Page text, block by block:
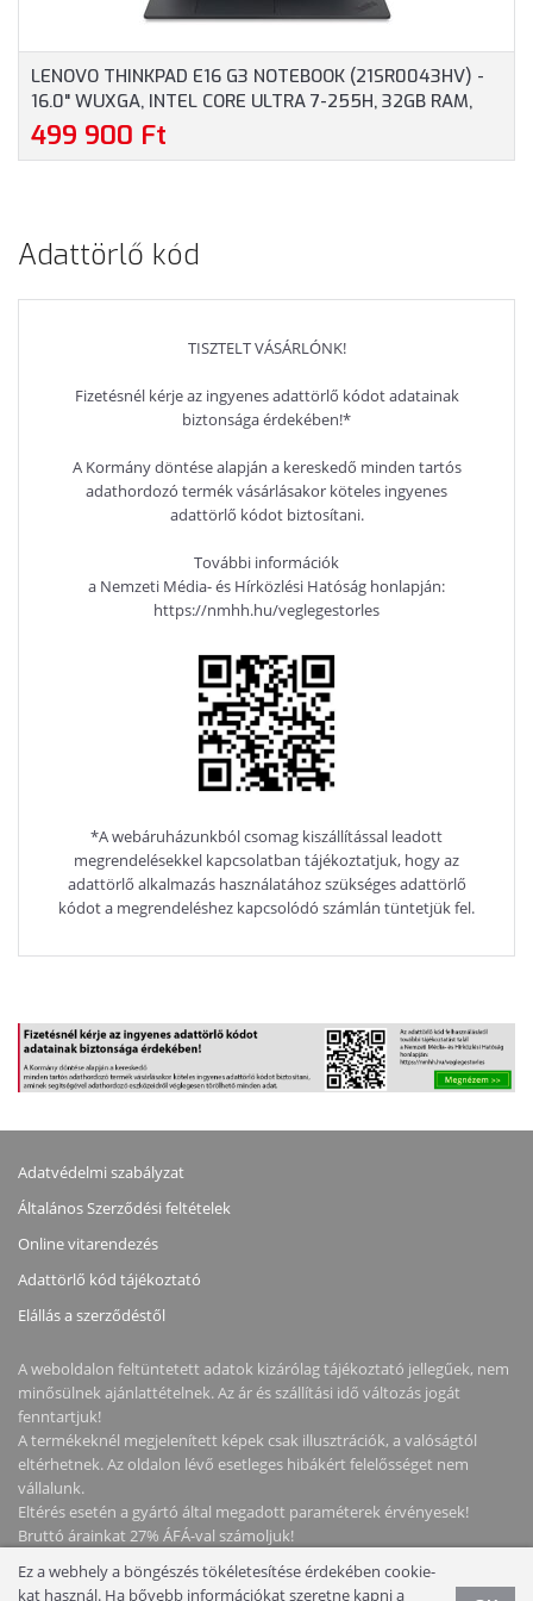
LENOVO THINKPAD E16 G3 NOTEBOOK (21SR0043HV) -
16.0" WUXGA, INTEL CORE ULTRA 7-255H, 32GB RAM,
1TB SSD, MAGYAR BILLENTYŰZET, WINDOWS 11
PROFESSIONAL, 3 ÉV GARANCIA, FEKETE SZÍNBEN
499 900 Ft
Adattörlő kód
TISZTELT VÁSÁRLÓNK!
Fizetésnél kérje az ingyenes adattörlő kódot adatainak
biztonsága érdekében!*
A Kormány döntése alapján a kereskedő minden tartós
adathordozó termék vásárlásakor köteles ingyenes
adattörlő kódot biztosítani.
További információk
a Nemzeti Média- és Hírközlési Hatóság honlapján:
https://nmhh.hu/veglegestorles
*A webáruházunkból csomag kiszállítással leadott
megrendelésekkel kapcsolatban tájékoztatjuk, hogy az
adattörlő alkalmazás használatához szükséges adattörlő
kódot a megrendeléshez kapcsolódó számlán tüntetjük fel.
Adatvédelmi szabályzat
Általános Szerződési feltételek
Online vitarendezés
Adattörlő kód tájékoztató
Elállás a szerződéstől
A weboldalon feltüntetett adatok kizárólag tájékoztató jellegűek, nem
minősülnek ajánlattételnek. Az ár és szállítási idő változás jogát
fenntartjuk!
A termékeknél megjelenített képek csak illusztrációk, a valóságtól
eltérhetnek. Az oldalon lévő esetleges hibákért felelősséget nem
vállalunk.
Eltérés esetén a gyártó által megadott paraméterek érvényesek!
Bruttó árainkat 27% ÁFÁ-val számoljuk!
Copyright © 2026 NotebookStore. Minden jog fenntartva!
Ez a webhely a böngészés tökéletesítése érdekében cookie-
kat használ. Ha bővebb információkat szeretne kapni a